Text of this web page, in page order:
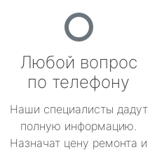
Любой вопрос
по телефону
Наши специалисты дадут
полную информацию.
Назначат цену ремонта и